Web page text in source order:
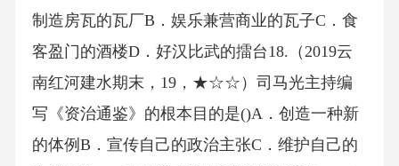
制造房瓦的瓦厂B．娱乐兼营商业的瓦子C．食
客盈门的酒楼D．好汉比武的擂台18.（2019云
南红河建水期末，19，★☆☆）司马光主持编
写《资治通鉴》的根本目的是()A．创造一种新
的体例B．宣传自己的政治主张C．维护自己的